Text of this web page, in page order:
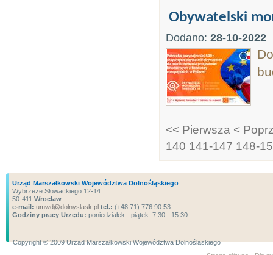
Obywatelski
Dodano: 28-10-2022
<< Pierwsza <
140 141-147 148-
Urząd Marszałkowski Województwa Dolnośląskiego
Wybrzeże Słowackiego 12-14
50-411 Wrocław
e-mail: umwd@dolnyslask.pl tel.: (+48 71) 776 90 53
Godziny pracy Urzędu: poniedziałek - piątek: 7.30 - 15.30
Copyright ® 2009 Urząd Marszałkowski Województwa Dolnośląskiego